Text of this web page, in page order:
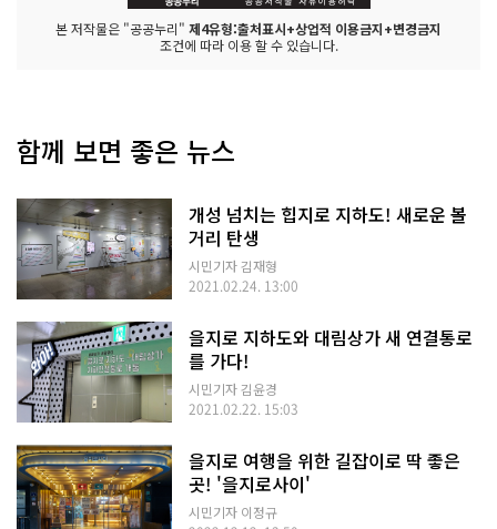
본 저작물은 "공공누리" 제4유형:출처표시+상업적 이용금지+변경금지
조건에 따라 이용 할 수 있습니다.
함께 보면 좋은 뉴스
개성 넘치는 힙지로 지하도! 새로운 볼
거리 탄생
시민기자 김재형
2021.02.24. 13:00
을지로 지하도와 대림상가 새 연결통로
를 가다!
시민기자 김윤경
2021.02.22. 15:03
을지로 여행을 위한 길잡이로 딱 좋은
곳! '을지로사이'
시민기자 이정규